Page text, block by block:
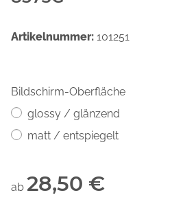
Artikelnummer: 101251
Bildschirm-Oberfläche
glossy / glänzend
matt / entspiegelt
ab 28,50 €